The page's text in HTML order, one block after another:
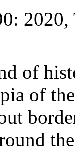
2020,
of
of